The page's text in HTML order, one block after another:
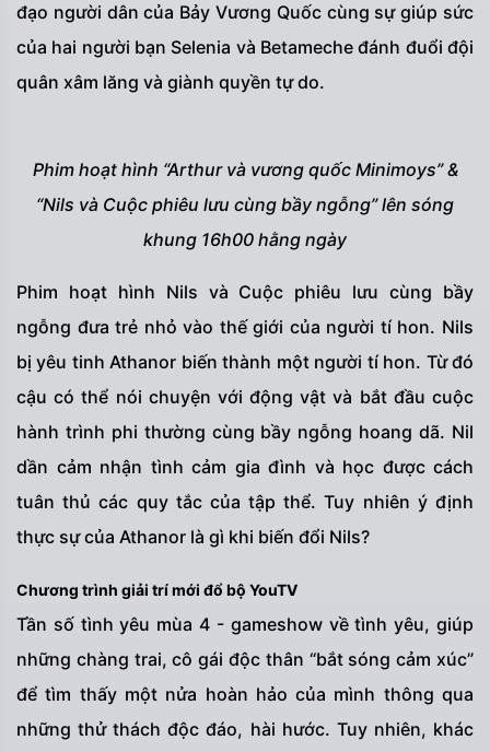
đạo người dân của Bảy Vương Quốc cùng sự giúp sức
của hai người bạn Selenia và Betameche đánh đuổi đội
quân xâm lăng và giành quyền tự do.
Phim hoạt hình “Arthur và vương quốc Minimoys” &
“Nils và Cuộc phiêu lưu cùng bầy ngỗng” lên sóng
khung 16h00 hằng ngày
Phim hoạt hình Nils và Cuộc phiêu lưu cùng bầy
ngỗng đưa trẻ nhỏ vào thế giới của người tí hon. Nils
bị yêu tinh Athanor biến thành một người tí hon. Từ đó
cậu có thể nói chuyện với động vật và bắt đầu cuộc
hành trình phi thường cùng bầy ngỗng hoang dã. Nil
dần cảm nhận tình cảm gia đình và học được cách
tuân thủ các quy tắc của tập thể. Tuy nhiên ý định
thực sự của Athanor là gì khi biến đổi Nils?
Chương trình giải trí mới đổ bộ YouTV
Tần số tình yêu mùa 4 - gameshow về tình yêu, giúp
những chàng trai, cô gái độc thân “bắt sóng cảm xúc”
để tìm thấy một nửa hoàn hảo của mình thông qua
những thử thách độc đáo, hài hước. Tuy nhiên, khác